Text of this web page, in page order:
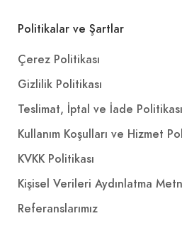
Politikalar ve Şartlar
Çerez Politikası
Gizlilik Politikası
Teslimat, İptal ve İade Politikası
Kullanım Koşulları ve Hizmet
KVKK Politikası
Kişisel Verileri Aydınlatma
Referanslarımız